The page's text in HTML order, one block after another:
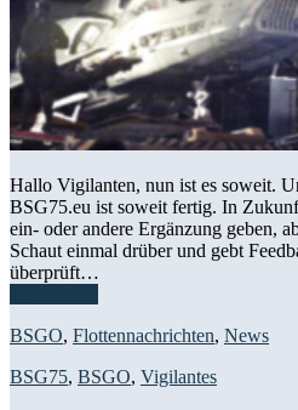
Hallo Vigilanten, nun ist es soweit.
BSG75.eu ist soweit fertig. In
ein- oder andere Ergänzung geben,
Schaut einmal drüber und gebt
überprüft…
BSGO, Flottennachrichten, News
BSG75, BSGO, Vigilantes